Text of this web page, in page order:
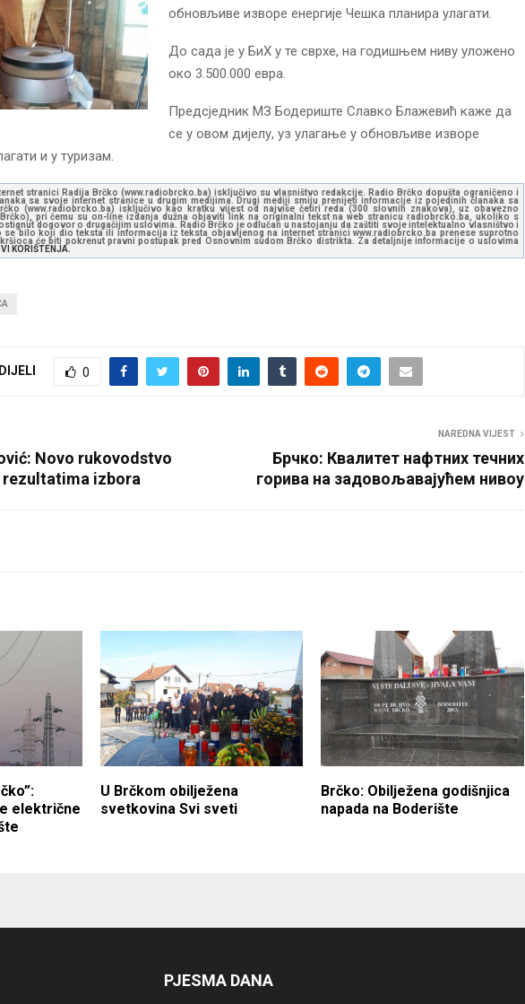
обновљиве изворе енергије Чешка планира улагати.
До сада је у БиХ у те сврхе, на годишњем ниву уложено
око 3.500.000 евра.
Предсједник МЗ Бодериште Славко Блажевић каже да
се у овом дијелу, уз улагање у обновљиве изворе
и у туризам.
stranici Radija Brčko (www.radiobrcko.ba) isključivo su vlasništvo redakcije. Radio Brčko dopušta ograničeno i
sa svoje internet stranice u drugim medijima. Drugi mediji smiju prenijeti informacije iz pojedinih članaka sa
(www.radiobrcko.ba) isključivo kao kratku vijest od najviše četiri reda (300 slovnih znakova), uz obavezno
pri čemu su on-line izdanja dužna objaviti link na originalni tekst na web stranicu radiobrcko.ba, ukoliko s
dogovor o drugačijim uslovima. Radio Brčko je odlučan u nastojanju da zaštiti svoje intelektualno vlasništvo i
bilo koji dio teksta ili informacija iz teksta objavljenog na internet stranici www.radiobrcko.ba prenese suprotno
će biti pokrenut pravni postupak pred Osnovnim sudom Brčko distrikta. Za detaljnije informacije o uslovima
KORIŠTENJA.
0
Novo rukovodstvo
rezultatima izbora
NAREDNA VIJEST
Брчко: Квалитет нафтних течних
горива на задовољавајућем нивоу
električne
U Brčkom obilježena
svetkovina Svi sveti
Brčko: Obilježena godišnjica
napada na Boderište
PJESMA DANA